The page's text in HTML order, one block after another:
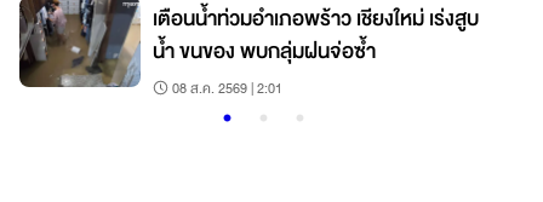
เตือนน้ำท่วมอำเภอพร้าว เชียงใหม่ เร่งสูบ
น้ำ ขนของ พบกลุ่มฝนจ่อซ้ำ
08 ส.ค. 2569 | 2:01